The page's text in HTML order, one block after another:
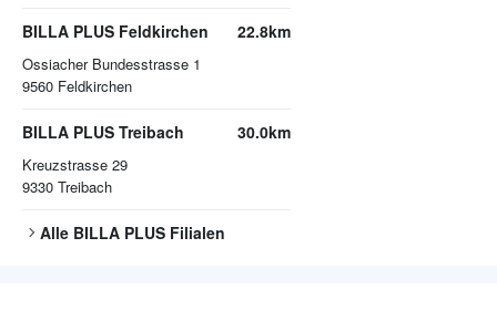
BILLA PLUS Feldkirchen
Ossiacher Bundesstrasse 1
9560 Feldkirchen
22.8km
BILLA PLUS Treibach
Kreuzstrasse 29
9330 Treibach
30.0km
Alle BILLA PLUS Filialen